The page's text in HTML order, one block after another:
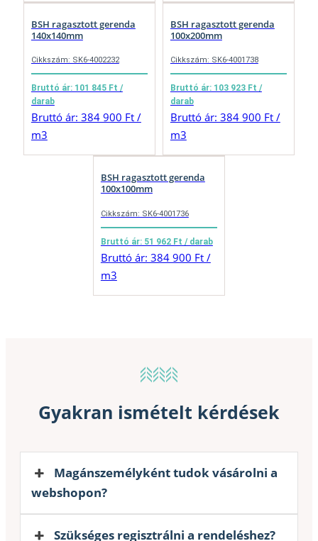
BSH ragasztott gerenda
140x140mm
Cikkszám: SK6-4002232
Bruttó ár: 101 845 Ft /
darab
Bruttó ár: 384 900 Ft /
m3
BSH ragasztott gerenda
100x200mm
Cikkszám: SK6-4001738
Bruttó ár: 103 923 Ft /
darab
Bruttó ár: 384 900 Ft /
m3
BSH ragasztott gerenda
100x100mm
Cikkszám: SK6-4001736
Bruttó ár: 51 962 Ft / darab
Bruttó ár: 384 900 Ft /
m3
Gyakran ismételt kérdések
Magánszemélyként tudok vásárolni a
webshopon?
Szükséges regisztrálni a rendeléshez?